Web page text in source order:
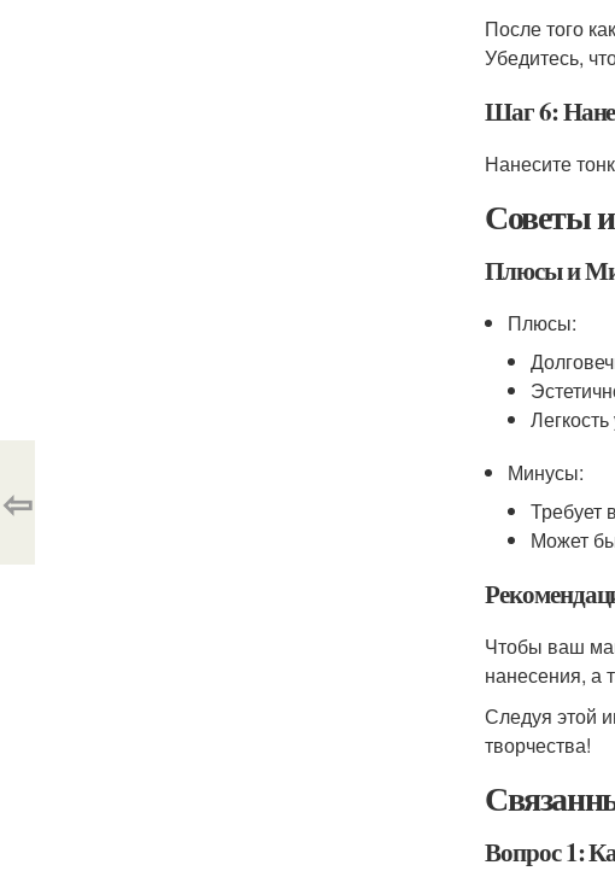
После того
Убедитесь,
Шаг 6:
Нанесите
Советы
Плюсы и
Плюсы:
Минусы:
Требует
Может
Чтобы ваш
нанесения, а
Следуя этой
творчества!
Вопрос 1:
⇦